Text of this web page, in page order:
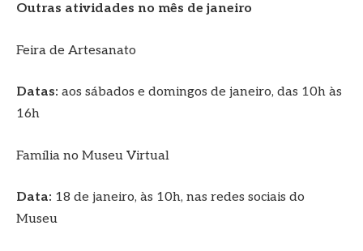
Outras atividades no mês de janeiro
Feira de Artesanato
Datas: aos sábados e domingos de janeiro, das 10h às
16h
Família no Museu Virtual
Data: 18 de janeiro, às 10h, nas redes sociais do
Museu